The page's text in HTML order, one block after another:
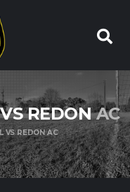
REDONAC
VS REDON AC